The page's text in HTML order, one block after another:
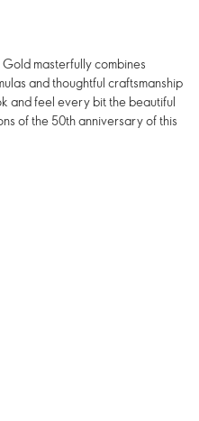
masterfully combines
and thoughtful craftsmanship
and feel every bit the beautiful
of the 50th anniversary of this